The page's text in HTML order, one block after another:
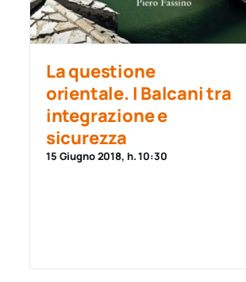
La questione
orientale. I Balcani tra
integrazione e
sicurezza
15 Giugno 2018, h. 10:30